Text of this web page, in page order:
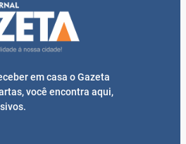
em casa o Gazeta
você encontra aqui,